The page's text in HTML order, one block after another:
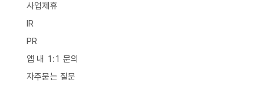
사업제휴
IR
PR
앱 내 1:1 문의
자주묻는 질문